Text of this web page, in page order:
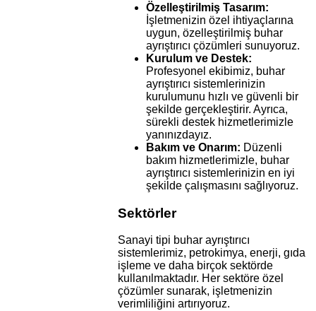
Özelleştirilmiş Tasarım:
İşletmenizin özel ihtiyaçlarına
uygun, özelleştirilmiş buhar
ayrıştırıcı çözümleri sunuyoruz.
Kurulum ve Destek:
Profesyonel ekibimiz, buhar
ayrıştırıcı sistemlerinizin
kurulumunu hızlı ve güvenli bir
şekilde gerçekleştirir. Ayrıca,
sürekli destek hizmetlerimizle
yanınızdayız.
Bakım ve Onarım: Düzenli
bakım hizmetlerimizle, buhar
ayrıştırıcı sistemlerinizin en iyi
şekilde çalışmasını sağlıyoruz.
Sektörler
Sanayi tipi buhar ayrıştırıcı
sistemlerimiz, petrokimya, enerji, gıda
işleme ve daha birçok sektörde
kullanılmaktadır. Her sektöre özel
çözümler sunarak, işletmenizin
verimliliğini artırıyoruz.